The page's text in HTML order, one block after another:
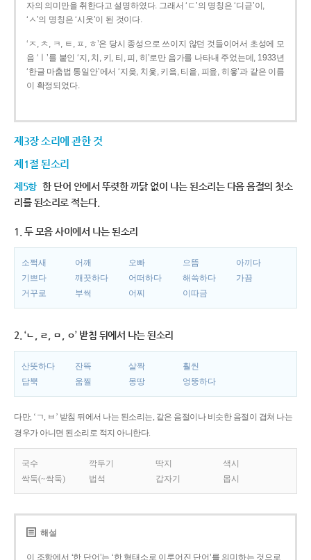
자의 의미만을 취한다고 설명하였다. 그래서 ‘ㄷ’의 명칭은 ‘디귿’이,
‘ㅅ’의 명칭은 ‘시옷’이 된 것이다.
‘ㅈ, ㅊ, ㅋ, ㅌ, ㅍ, ㅎ’은 당시 종성으로 쓰이지 않던 것들이어서 초성에 모
음 ‘ㅣ’를 붙인 ‘지, 치, 키, 티, 피, 히’로만 음가를 나타내 주었는데, 1933년
‘한글 마춤법 통일안’에서 ‘지읒, 치읓, 키읔, 티읕, 피읖, 히읗’과 같은 이름
이 확정되었다.
제3장 소리에 관한 것
제1절 된소리
제5항 한 단어 안에서 뚜렷한 까닭 없이 나는 된소리는 다음 음절의 첫소
리를 된소리로 적는다.
1. 두 모음 사이에서 나는 된소리
소쩍새 어깨 오빠 으뜸
아끼다
기쁘다
깨끗하다 어떠하다 해쓱하다
가끔
거꾸로
부썩 어찌 이따금
2. ‘ㄴ, ㄹ, ㅁ, ㅇ’ 받침 뒤에서 나는 된소리
산뜻하다 잔뜩 살짝
훨씬
담뿍
움찔 몽땅 엉뚱하다
다만, ‘ㄱ, ㅂ’ 받침 뒤에서 나는 된소리는, 같은 음절이나 비슷한 음절이 겹쳐 나는
경우가 아니면 된소리로 적지 아니한다.
국수 깍두기 딱지
색시
싹둑(~싹둑)
법석 갑자기 몹시
해설
이 조항에서 ‘한 단어’는 ‘한 형태소로 이루어진 단어’를 의미하는 것으로